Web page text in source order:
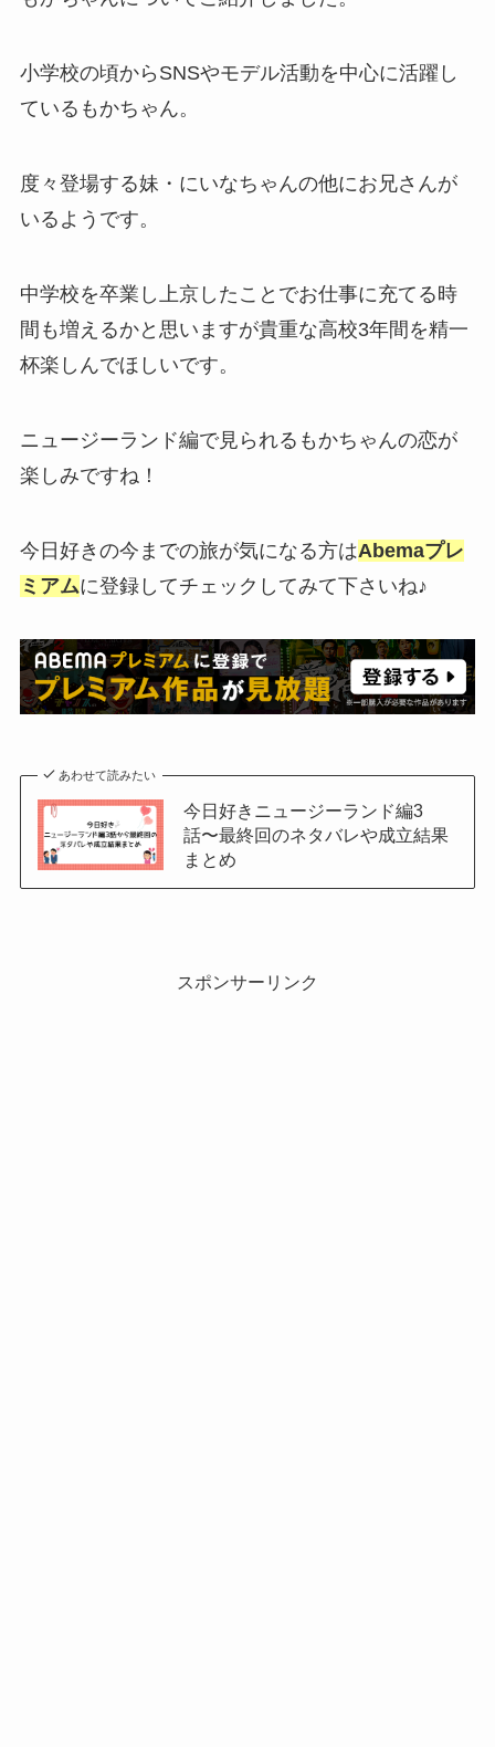
小学校の頃からSNSやモデル活動を中心に活躍し
ているもかちゃん。
度々登場する妹・にいなちゃんの他にお兄さんが
いるようです。
中学校を卒業し上京したことでお仕事に充てる時
間も増えるかと思いますが貴重な高校3年間を精一
杯楽しんでほしいです。
ニュージーランド編で見られるもかちゃんの恋が
楽しみですね！
今日好きの今までの旅が気になる方はAbemaプレ
ミアムに登録してチェックしてみて下さいね♪
あわせて読みたい
今日好きニュージーランド編3
話〜最終回のネタバレや成立結果
まとめ
スポンサーリンク